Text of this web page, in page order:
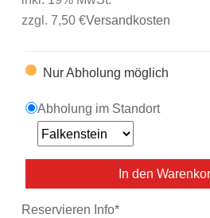
zzgl. 7,50 €Versandkosten
Nur Abholung möglich
Abholung im Standort
In den
Reservieren Info*